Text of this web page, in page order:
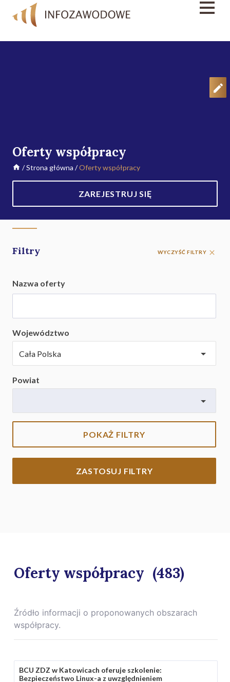
Oferty współpracy
/Strona główna /Oferty współpracy
ZAREJESTRUJ SIĘ
Filtry WYCZYŚĆ FILTRY
Nazwa oferty
Województwo
Powiat
POKAŻ FILTRY
ZASTOSUJ FILTRY
Oferty współpracy (483)
Źródło informacji o proponowanych obszarach
współpracy.
BCU ZDZ w Katowicach oferuje szkolenie:
Bezpieczeństwo Linux-a z uwzględnieniem